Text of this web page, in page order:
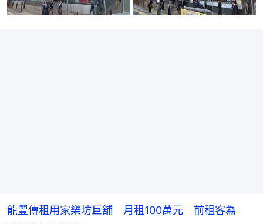
龍豐傳租用家樂坊巨舖 月租100萬元 前租客為